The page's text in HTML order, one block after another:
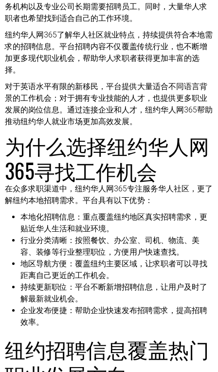
务机构以及专业公司长期需要招聘员工。同时，大量华人求
职者也希望找到适合自己的工作环境。
纽约华人网365了解华人社区就业特点，持续提供符合本地需
求的招聘信息。平台招聘内容不仅覆盖传统行业，也不断增
加更多现代职业机会，帮助华人求职者获得更加丰富的选
择。
对于英语水平有限的新移民，平台提供大量适合不同语言背
景的工作机会；对于拥有专业技能的人才，也提供更多职业
发展的岗位信息。通过连接企业和人才，纽约华人网365帮助
推动纽约华人就业市场更加高效发展。
为什么选择纽约华人网
365寻找工作机会
在众多求职渠道中，纽约华人网365专注服务华人社区，更了
解纽约本地招聘需求。平台具有以下优势：
本地化招聘信息： 重点覆盖纽约地区真实招聘需求，更
贴近华人生活和就业环境。
行业分类清晰： 按照餐饮、办公室、司机、物流、美
容、装修等行业整理职位，方便用户快速查找。
地区导航方便： 覆盖纽约主要区域，让求职者可以寻找
距离自己更近的工作机会。
持续更新职位： 平台不断新增招聘信息，让用户及时了
解最新就业机会。
企业发布便捷： 帮助企业快速发布招聘需求，提高招聘
效率。
纽约招聘信息覆盖热门